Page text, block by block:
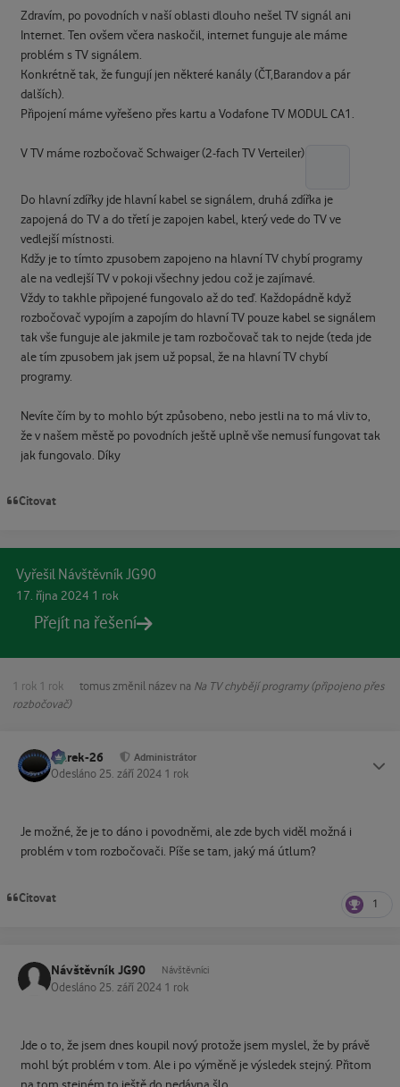
Zdravím, po povodních v naší oblasti dlouho nešel TV signál ani
Internet. Ten ovšem včera naskočil, internet funguje ale máme
problém s TV signálem.
Konkrétně tak, že fungují jen některé kanály (ČT,Barandov a pár
dalších).
Připojení máme vyřešeno přes kartu a Vodafone TV MODUL CA1.
V TV máme rozbočovač Schwaiger (2-fach TV Verteiler)
Do hlavní zdířky jde hlavní kabel se signálem, druhá zdířka je
zapojená do TV a do třetí je zapojen kabel, který vede do TV ve
vedlejší místnosti.
Kdžy je to tímto zpusobem zapojeno na hlavní TV chybí programy
ale na vedlejší TV v pokoji všechny jedou což je zajímavé.
Vždy to takhle připojené fungovalo až do teď. Každopádně když
rozbočovač vypojím a zapojím do hlavní TV pouze kabel se signálem
tak vše funguje ale jakmile je tam rozbočovač tak to nejde (teda jde
ale tím zpusobem jak jsem už popsal, že na hlavní TV chybí
programy.
Nevíte čím by to mohlo být způsobeno, nebo jestli na to má vliv to,
že v našem městě po povodních ještě uplně vše nemusí fungovat tak
jak fungovalo. Díky
Citovat
Vyřešil Návštěvník JG90
17. října 2024 1 rok
Přejít na řešení
1 rok 1 rok tomuszměnil název na Na TV chybějí programy (připojeno přes
rozbočovač)
Marek-26 Administrátor
Odesláno 25. září 2024 1 rok
Je možné, že je to dáno i povodněmi, ale zde bych viděl možná i
problém v tom rozbočovači. Píše se tam, jaký má útlum?
Citovat 1
Návštěvník JG90 Návštěvníci
Odesláno 25. září 2024 1 rok
Jde o to, že jsem dnes koupil nový protože jsem myslel, že by právě
mohl být problém v tom. Ale i po výměně je výsledek stejný. Přitom